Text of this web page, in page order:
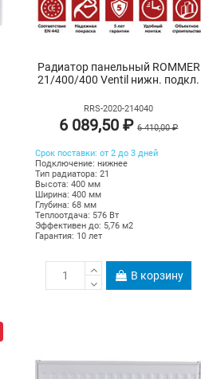
Радиатор панельный ROMMER
21/400/400 Ventil нижн. подкл.
RRS-2020-214040
6 089,50 ₽6 410,00 ₽
Срок поставки: от 2 до 3 дней
Подключение: нижнее
Тип радиатора: 21
Высота: 400 мм
Ширина: 400 мм
Глубина: 68 мм
Теплоотдача: 576 Вт
Эффективен до: 5,76 м2
Гарантия: 10 лет
В корзину